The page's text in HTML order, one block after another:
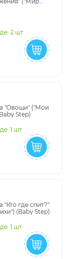
2 шт
"Овощи" ("Мои
Step)
1 шт
где спит?"
(Baby Step)
1 шт